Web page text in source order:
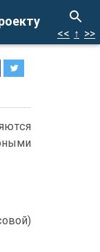
<< ↑ >>